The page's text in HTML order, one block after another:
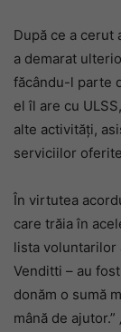
După ce a cerut
a demarat
făcându-l parte
el îl are cu
alte activități,
serviciilor
În virtutea
care trăia în
lista voluntarilor
Venditti – au
donăm o sumă
mână de